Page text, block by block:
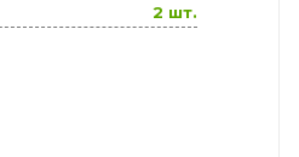
2 шт.